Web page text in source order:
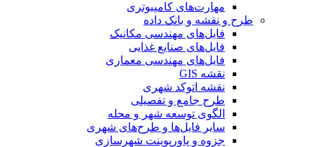
مهارت‌های کامپیوتری
طرح و نقشه و بانک داده
فایل‌های مهندسی مکانیک
فایل‌های صنایع غذایی
فایل‌های مهندسی معماری
نقشه GIS
نقشه اتوکد شهری
طرح جامع و تفصیلی
الگوی توسعه شهر و محله
سایر فایل‌ها و طرح‌های شهری
جزوه و پاورپوینت شهرسازی